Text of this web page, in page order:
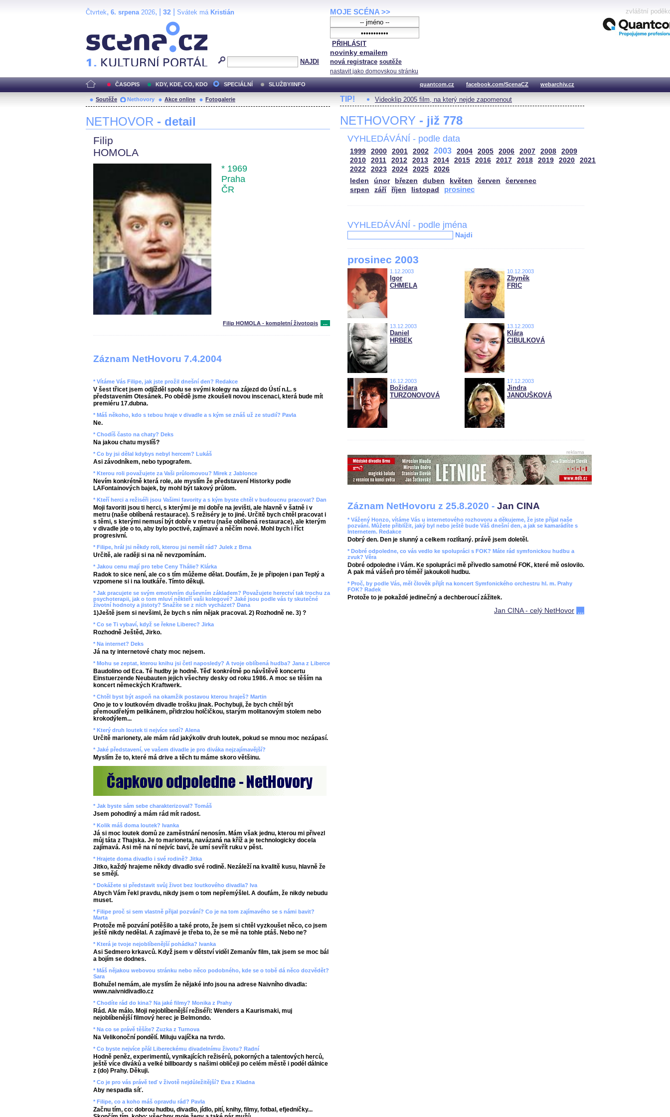
Čtvrtek, 6. srpena2026, | 32 Svátek má Kristián
NAJDI
MOJE SCÉNA >>
PŘIHLÁSIT
novinky emailem
nová registrace soutěže
nastavit jako domovskou stránku
zvláštní
ČASOPIS KDY, KDE, CO, KDO SPECIÁLNÍ SLUŽBY/INFO quantcom.cz facebook.com/ScenaCZ webarchiv.cz
Soutěže Nethovory Akce online Fotogalerie
NETHOVOR - detail
Filip
HOMOLA
* 1969
Praha
ČR
Filip HOMOLA - kompletní životopis ...
Záznam NetHovoru 7.4.2004
* Vítáme Vás Filipe, jak jste prožil dnešní den? Redakce
V šest třicet jsem odjížděl spolu se svými kolegy na zájezd do Ústí n.L. s
představením Otesánek. Po obědě jsme zkoušeli novou inscenaci, která bude mít
premiéru 17.dubna.
* Máš někoho, kdo s tebou hraje v divadle a s kým se znáš už ze studií? Pavla
Ne.
* Chodíš často na chaty? Deks
Na jakou chatu myslíš?
* Co by jsi dělal kdybys nebyl hercem? Lukáš
Asi závodníkem, nebo typografem.
* Kterou roli považujete za Vaši průlomovou? Mirek z Jablonce
Nevím konkrétně která role, ale myslím že představení Historky podle
LAFontainových bajek, by mohl být takový průlom.
* Kteří herci a režiséři jsou Vašimi favority a s kým byste chtěl v budoucnu pracovat? Dan
Moji favoriti jsou ti herci, s kterými je mi dobře na jevišti, ale hlavně v šatně i v
metru (naše oblíbená restaurace). S režiséry je to jiné. Určitě bych chtěl pracovat i
s těmi, s kterými nemusí být dobře v metru (naše oblíbená restaurace), ale kterým
v divadle jde o to, aby bylo poctivé, zajímavé a něčím nové. Mohl bych i říct
progresivní.
* Filipe, hrál jsi někdy roli, kterou jsi neměl rád? Julek z Brna
Určitě, ale raději si na ně nevzpomínám.
* Jakou cenu mají pro tebe Ceny Thálie? Klárka
Radok to sice není, ale co s tím můžeme dělat. Doufám, že je připojen i pan Teplý a
vzpomene si i na loutkáře. Tímto děkuji.
* Jak pracujete se svým emotivním duševním základem? Považujete herectví tak trochu za
psychoterapii, jak o tom mluví někteří vaši kolegové? Jaké jsou podle vás ty skutečné
životní hodnoty a jistoty? Snažíte se z nich vycházet? Dana
1)Ještě jsem si nevšiml, že bych s ním nějak pracoval. 2) Rozhodně ne. 3) ?
* Co se Ti vybaví, když se řekne Liberec? Jirka
Rozhodně Ještěd, Jirko.
* Na internet? Deks
Já na ty internetové chaty moc nejsem.
* Mohu se zeptat, kterou knihu jsi četl naposledy? A tvoje oblíbená hudba? Jana z Liberce
Baudolino od Eca. Té hudby je hodně. Těď konkrétně po návštěvě koncertu
Einstuerzende Neubauten jejich všechny desky od roku 1986. A moc se těším na
koncert německých Kraftwerk.
* Chtěl byst být aspoň na okamžik postavou kterou hraješ? Martin
Ono je to v loutkovém divadle trošku jinak. Pochybuji, že bych chtěl být
přemoudřelým pelikánem, přidrzlou holčičkou, starým molitanovým stolem nebo
krokodýlem...
* Který druh loutek ti nejvíce sedí? Alena
Určitě marionety, ale mám rád jakýkoliv druh loutek, pokud se mnou moc nezápasí.
* Jaké představení, ve vašem divadle je pro diváka nejzajímavější?
Myslím že to, které má drive a těch tu máme skoro většinu.
* Jak byste sám sebe charakterizoval? Tomáš
Jsem pohodlný a mám rád mít radost.
* Kolik máš doma loutek? Ivanka
Já si moc loutek domů ze zaměstnání nenosím. Mám však jednu, kterou mi přivezl
můj táta z Thajska. Je to marioneta, navázaná na kříž a je technologicky docela
zajímavá. Asi mě na ní nejvíc baví, že umí sevřít ruku v pěst.
* Hrajete doma divadlo i své rodině? Jitka
Jitko, každý hrajeme někdy divadlo své rodině. Nezáleží na kvalitě kusu, hlavně že
se smějí.
* Dokážete si představit svůj život bez loutkového divadla? Iva
Abych Vám řekl pravdu, nikdy jsem o tom nepřemýšlel. A doufám, že nikdy nebudu
muset.
* Filipe proč si sem vlastně přijal pozvání? Co je na tom zajímavého se s námi bavit?
Marta
Protože mě pozvání potěšilo a také proto, že jsem si chtěl vyzkoušet něco, co jsem
ještě nikdy nedělal. A zajímavé je třeba to, že se mě na tohle ptáš. Nebo ne?
* Která je tvoje nejoblíbenější pohádka? Ivanka
Asi Sedmero krkavců. Když jsem v dětství viděl Zemanův film, tak jsem se moc bál
a bojím se dodnes.
* Máš nějakou webovou stránku nebo něco podobného, kde se o tobě dá něco dozvědět?
Sara
Bohužel nemám, ale myslím že nějaké info jsou na adrese Naivního divadla:
www.naivnidivadlo.cz
* Chodíte rád do kina? Na jaké filmy? Monika z Prahy
Rád. Ale málo. Moji nejoblíbenější režiséři: Wenders a Kaurismaki, muj
nejoblíbenější filmový herec je Belmondo.
* Na co se právě těšíte? Zuzka z Turnova
Na Velikonoční pondělí. Miluju vajíčka na tvrdo.
* Co byste nejvíce přál Libereckému divadelnímu životu? Radní
Hodně peněz, experimentů, vynikajících režisérů, pokorných a talentových herců,
ještě více diváků a velké billboardy s našimi obličeji po celém městě i podél dálnice
z (do) Prahy. Děkuji.
* Co je pro vás právě teď v životě nejdůležitější? Eva z Kladna
Aby nespadla síť.
* Filipe, co a koho máš opravdu rád? Pavla
Začnu tím, co: dobrou hudbu, divadlo, jídlo, pití, knihy, filmy, fotbal, efjedničky...
TIP! Videoklip 2005 film, na který nejde zapomenout
NETHOVORY - již 778
VYHLEDÁVÁNÍ - podle data
1999 2000 2001 2002 2003 2004 2005 2006 2007 2008
2009
2010
2011 2012 2013 2014 2015 2016 2017 2018 2019 2020
2021
2022
2023 2024 2025
2026
leden
únor březen duben květen červen
červenec
srpen
září říjen listopad prosinec
VYHLEDÁVÁNÍ - podle jména
Najdi
prosinec 2003
1.12.2003
Igor
CHMELA
10.12.2003
Zbyněk
FRIC
13.12.2003
Daniel
HRBEK
13.12.2003
Klára
CIBULKOVÁ
16.12.2003
Božidara
TURZONOVOVÁ
17.12.2003
Jindra
JANOUŠKOVÁ
reklama
Záznam NetHovoru z 25.8.2020 - Jan CINA
* Vážený Honzo, vítáme Vás u internetového rozhovoru a děkujeme, že jste přijal naše
pozvání. Můžete přiblížit, jaký byl nebo ještě bude Váš dnešní den, a jak se kamarádíte s
Internetem. Redakce
Dobrý den. Den je slunný a celkem rozlítaný. právě jsem doletěl.
* Dobré odpoledne, co vás vedlo ke spolupráci s FOK? Máte rád symfonickou hudbu a
zvuk? Věra
Dobré odpoledne i Vám. Ke spolupráci mě přivedlo samotné FOK, které mě oslovilo.
A pak má vášeň pro téměř jakoukoli hudbu.
* Proč, by podle Vás, měl člověk přijít na koncert Symfonického orchestru hl. m. Prahy
FOK? Radek
Protože to je pokaždé jedinečný a dechberoucí zážitek.
Jan CINA - celý NetHovor